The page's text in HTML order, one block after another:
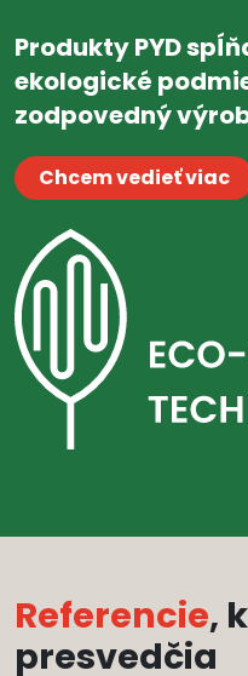
Produkty PYD
ekologické
zodpovedný
Chcem vedieť viac
Referencie,
presvedčia